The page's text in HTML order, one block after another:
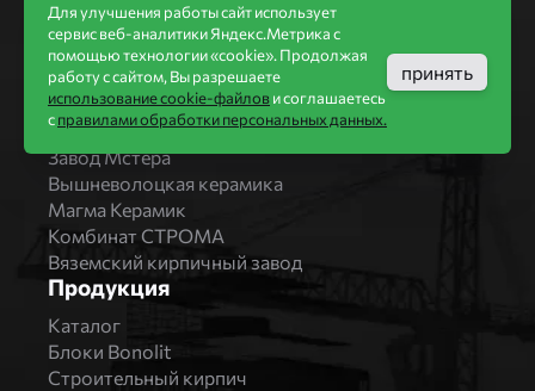
Новости
Статьи
Производители
Бренды
Bonolit
Завод Мстера
Вышневолоцкая керамика
Магма Керамик
Комбинат СТРОМА
Вяземский кирпичный завод
Продукция
Каталог
Блоки Bonolit
Строительный кирпич
Для улучшения работы сайт использует
сервис веб-аналитики Яндекс.Метрика с
помощью технологии «cookie». Продолжая
работу с сайтом, Вы разрешаете
использование cookie-файлови соглашаетесь
справилами обработки персональных данных.
принять